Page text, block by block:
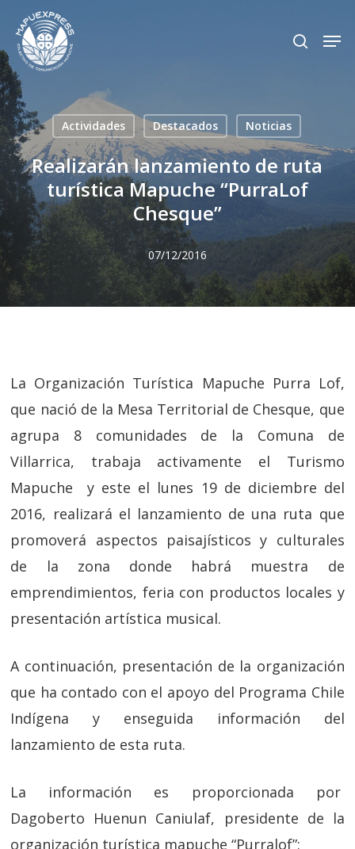
Skip
main
content
search
Actividades Destacados Noticias
Realizarán lanzamiento de ruta
turística Mapuche “PurraLof
Chesque”
07/12/2016
La Organización Turística Mapuche Purra Lof,
que nació de la Mesa Territorial de Chesque, que
agrupa 8 comunidades de la Comuna de
Villarrica, trabaja activamente el Turismo
Mapuche y este el lunes 19 de diciembre del
2016, realizará el lanzamiento de una ruta que
promoverá aspectos paisajísticos y culturales
de la zona donde habrá muestra de
emprendimientos, feria con productos locales y
presentación artística musical.
A continuación, presentación de la organización
que ha contado con el apoyo del Programa Chile
Indígena y enseguida información del
lanzamiento de esta ruta.
La información es proporcionada por
Dagoberto Huenun Caniulaf, presidente de la
organización turística mapuche “Purralof”:
Close